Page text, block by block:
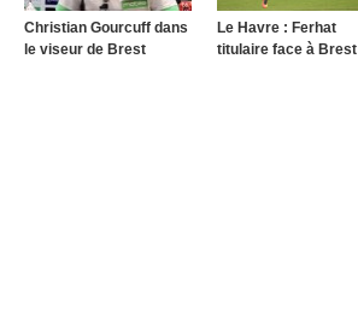
Christian Gourcuff dans
le viseur de Brest
Le Havre : Ferhat
titulaire face à Brest